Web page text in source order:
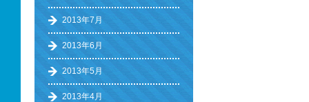
2013年7月
2013年6月
2013年5月
2013年4月